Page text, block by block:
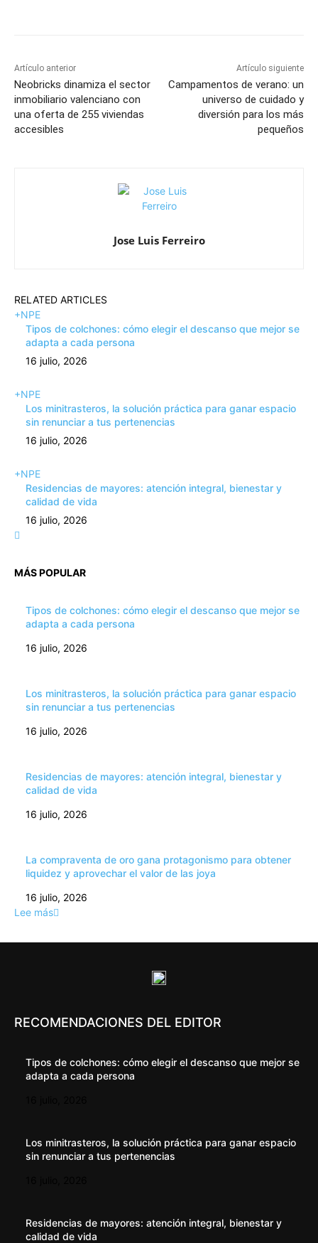
Artículo anterior
Neobricks dinamiza el sector
inmobiliario valenciano con
una oferta de 255 viviendas
accesibles
Artículo siguiente
Campamentos de verano: un
universo de cuidado y
diversión para los más
pequeños
Jose Luis Ferreiro
RELATED ARTICLES
+NPE
Tipos de colchones: cómo elegir el descanso que mejor se
adapta a cada persona
16 julio, 2026
+NPE
Los minitrasteros, la solución práctica para ganar espacio
sin renunciar a tus pertenencias
16 julio, 2026
+NPE
Residencias de mayores: atención integral, bienestar y
calidad de vida
16 julio, 2026
MÁS POPULAR
Tipos de colchones: cómo elegir el descanso que mejor se
adapta a cada persona
16 julio, 2026
Los minitrasteros, la solución práctica para ganar espacio
sin renunciar a tus pertenencias
16 julio, 2026
Residencias de mayores: atención integral, bienestar y
calidad de vida
16 julio, 2026
La compraventa de oro gana protagonismo para obtener
liquidez y aprovechar el valor de las joya
16 julio, 2026
Lee más
RECOMENDACIONES DEL EDITOR
Tipos de colchones: cómo elegir el descanso que mejor se
adapta a cada persona
Los minitrasteros, la solución práctica para ganar espacio
sin renunciar a tus pertenencias
Residencias de mayores: atención integral, bienestar y
calidad de vida